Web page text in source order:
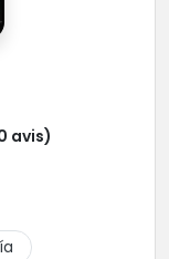
avis)